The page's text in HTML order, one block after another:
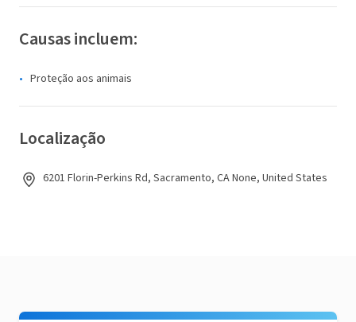
Causas incluem:
Proteção aos animais
Localização
6201 Florin-Perkins Rd, Sacramento, CA None, United States